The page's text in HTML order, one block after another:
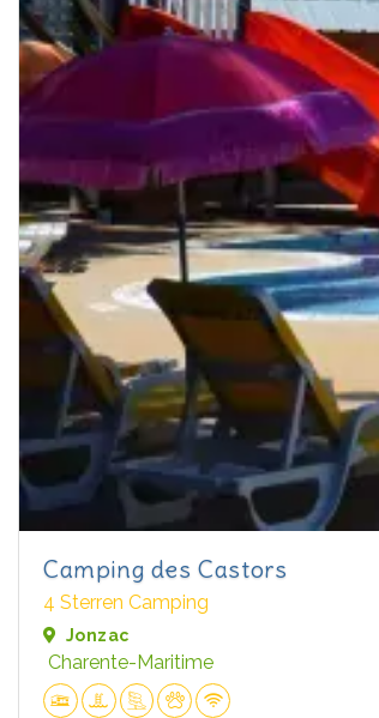
Camping des Castors
4 Sterren Camping
Jonzac
Charente-Maritime